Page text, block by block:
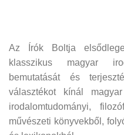
Az Írók Boltja
klasszikus magyar
bemutatását és
választékot kínál
irodalomtudományi,
művészeti könyvekből,